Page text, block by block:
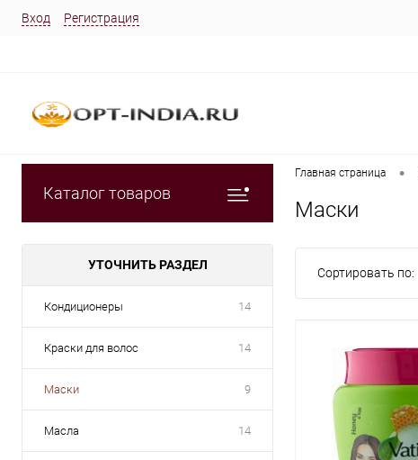
Вход Регистрация
Каталог товаров
УТОЧНИТЬ РАЗДЕЛ
Кондиционеры 14
Краски для волос 14
Маски 9
Масла 14
Главная страница •
Маски
Сортировать по: